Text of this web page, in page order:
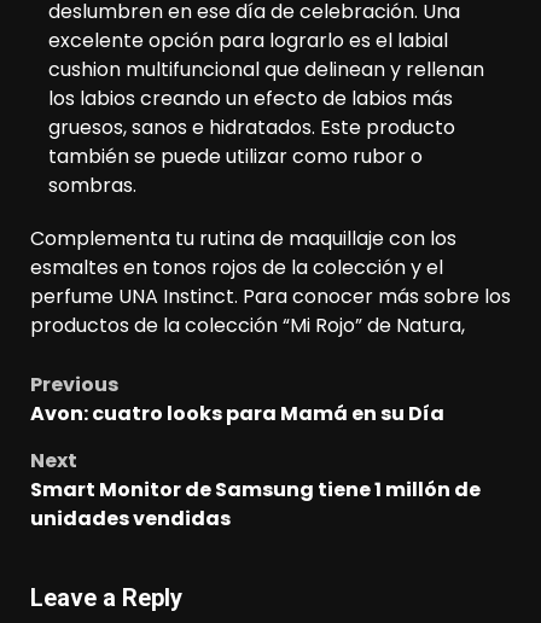
deslumbren en ese día de celebración. Una
excelente opción para lograrlo es el labial
cushion multifuncional que delinean y rellenan
los labios creando un efecto de labios más
gruesos, sanos e hidratados. Este producto
también se puede utilizar como rubor o
sombras.
Complementa tu rutina de maquillaje con los
esmaltes en tonos rojos de la colección y el
perfume UNA Instinct. Para conocer más sobre los
productos de la colección “Mi Rojo” de Natura,
Post
Previous
Avon: cuatro looks para Mamá en su Día
Next
Smart Monitor de Samsung tiene 1 millón de
unidades vendidas
Leave a Reply